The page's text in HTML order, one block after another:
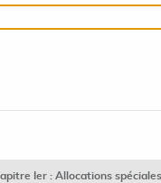
Ier : Allocations